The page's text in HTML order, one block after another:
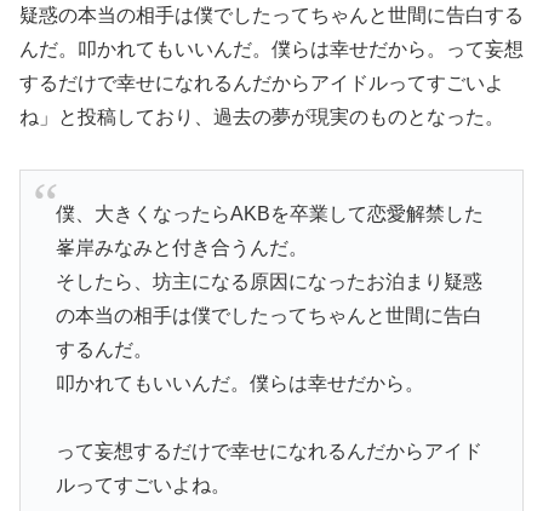
疑惑の本当の相手は僕でしたってちゃんと世間に告白する
んだ。叩かれてもいいんだ。僕らは幸せだから。って妄想
するだけで幸せになれるんだからアイドルってすごいよ
ね」と投稿しており、過去の夢が現実のものとなった。
僕、大きくなったらAKBを卒業して恋愛解禁した
峯岸みなみと付き合うんだ。
そしたら、坊主になる原因になったお泊まり疑惑
の本当の相手は僕でしたってちゃんと世間に告白
するんだ。
叩かれてもいいんだ。僕らは幸せだから。
って妄想するだけで幸せになれるんだからアイド
ルってすごいよね。